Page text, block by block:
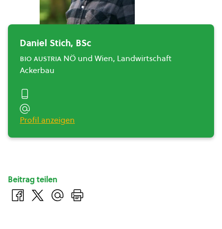
Daniel Stich, BSc
bio austria NÖ und Wien, Landwirtschaft
Ackerbau
Profil anzeigen
Beitrag teilen